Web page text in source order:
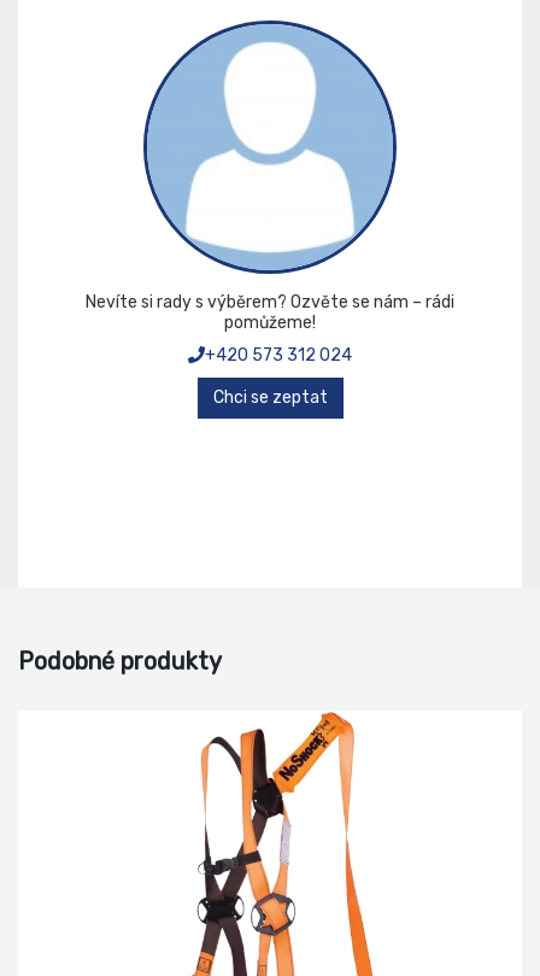
Nevíte si rady s výběrem? Ozvěte se nám – rádi
pomůžeme!
+420 573 312 024
Chci se zeptat
Podobné produkty